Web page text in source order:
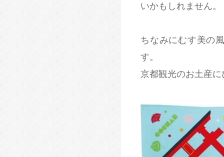
いかもしれません。
ちなみにむす美の
す。
京都観光のお土産